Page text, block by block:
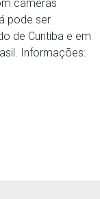
câmeras
pode ser
de Curitiba e em
Informações: